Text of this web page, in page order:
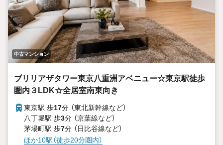
中古マンション
ブリリアザタワー東京八重洲アベニュー☆東京駅徒歩
圏内３LDK☆全居室南東向き
東京駅 歩17分 （東北新幹線など）
八丁堀駅 歩3分 （京葉線など）
茅場町駅 歩7分 （日比谷線など）
ほか10駅（徒歩20分圏内）